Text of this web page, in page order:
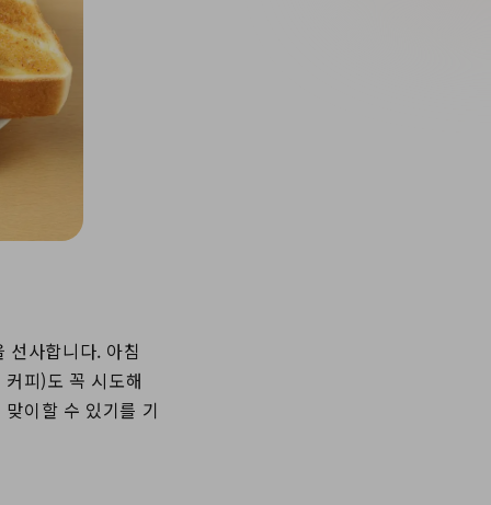
선사합니다. 아침
피)도 꼭 시도해
이할 수 있기를 기